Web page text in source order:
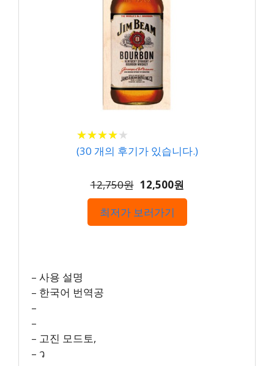
★★★★★
★★★★★
(30 개의 후기가 있습니다.)
12,750원 12,500원
최저가 보러가기
– 사용 설명
– 한국어 번역공
–
–
– 고진 모드토,
– ว